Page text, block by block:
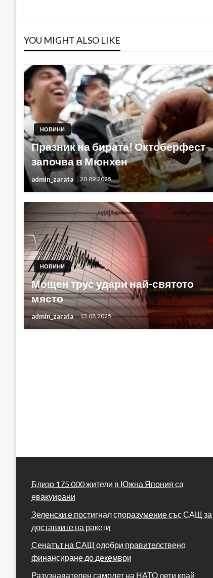
YOU MIGHT ALSO LIKE
НОВИНИ
Празник на бирата! Октоберфест
започва в Мюнхен
admin_zarata 20.09.2025
НОВИНИ
Мощен трус удари най-святото
място
admin_zarata 13.08.2025
Близо 175 000 жители в Южна Япония са
евакуирани
Зеленски е постигнал споразумение със САЩ за
доставките на ракети
Сенатът на САЩ одобри правителствено
финансиране до декември
Разузнавателен самолет на НАТО лети край